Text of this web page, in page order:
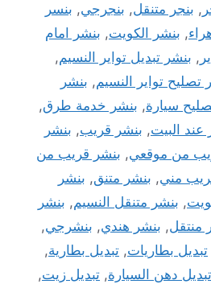
, بنجر متنقل, بنجرجي, بنسر
, بنشر الكويت, بنشر امام
, بنشر تبديل تواير النسيم,
تصليح تواير النسيم, بنشر
سيارة, بنشر خدمة طرق,
عند البيت, بنشر قريب, بنشر
من موقعي, بنشر قريب من
مني, بنشر متنق, بنشر
, بنشر متنقل النسيم, بنشر
منتقل, بنشر هندي, بنشرجي,
تبديل بطاريات, تبديل بطارية,
تبديل دهن السيارة, تبديل زيت,